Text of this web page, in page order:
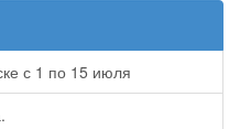
с 1 по 15 июля